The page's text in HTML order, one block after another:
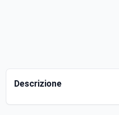
Descrizione